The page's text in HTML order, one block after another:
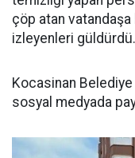
çöp atan
izleyenleri güldürdü.
Kocasinan Belediye
sosyal medyada